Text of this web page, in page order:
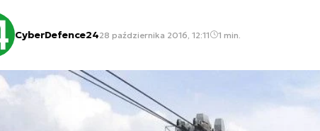
CyberDefence2428 października 2016, 12:11 1 min.